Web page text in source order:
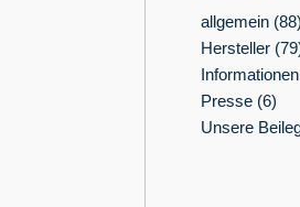
allgemein (88)
Hersteller
Presse (6)
Unsere